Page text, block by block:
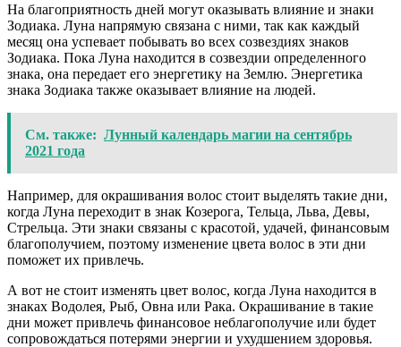
На благоприятность дней могут оказывать влияние и знаки
Зодиака. Луна напрямую связана с ними, так как каждый
месяц она успевает побывать во всех созвездиях знаков
Зодиака. Пока Луна находится в созвездии определенного
знака, она передает его энергетику на Землю. Энергетика
знака Зодиака также оказывает влияние на людей.
См. также: Лунный календарь магии на сентябрь
2021 года
Например, для окрашивания волос стоит выделять такие дни,
когда Луна переходит в знак Козерога, Тельца, Льва, Девы,
Стрельца. Эти знаки связаны с красотой, удачей, финансовым
благополучием, поэтому изменение цвета волос в эти дни
поможет их привлечь.
А вот не стоит изменять цвет волос, когда Луна находится в
знаках Водолея, Рыб, Овна или Рака. Окрашивание в такие
дни может привлечь финансовое неблагополучие или будет
сопровождаться потерями энергии и ухудшением здоровья.